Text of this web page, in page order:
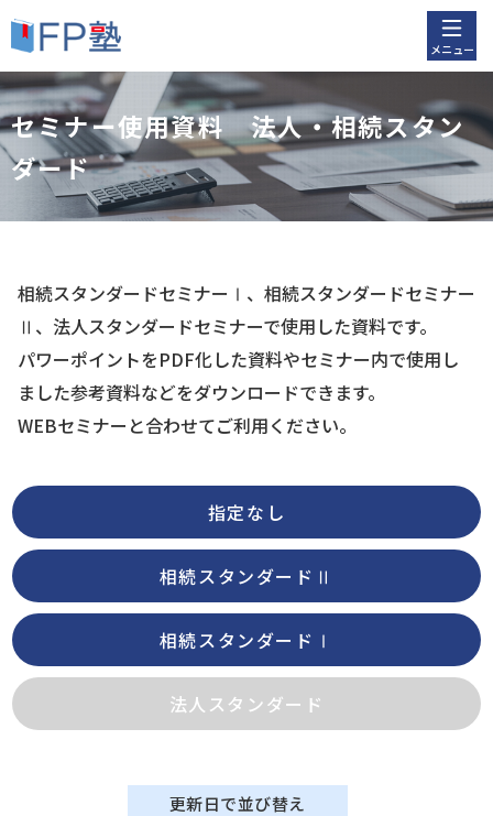
メニュー
セミナー使用資料 法人・相続スタン
ダード
相続スタンダードセミナーⅠ、相続スタンダードセミナー
Ⅱ、法人スタンダードセミナーで使用した資料です。
パワーポイントをPDF化した資料やセミナー内で使用し
ました参考資料などをダウンロードできます。
WEBセミナーと合わせてご利用ください。
指定なし
相続スタンダードⅡ
相続スタンダードⅠ
法人スタンダード
更新日で並び替え